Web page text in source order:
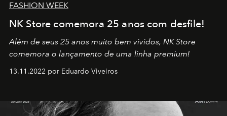
FASHION WEEK
NK Store comemora 25 anos com desfile!
Além de seus 25 anos muito bem vividos, NK Store
comemora o lançamento de uma linha premium!
13.11.2022 por Eduardo Viveiros